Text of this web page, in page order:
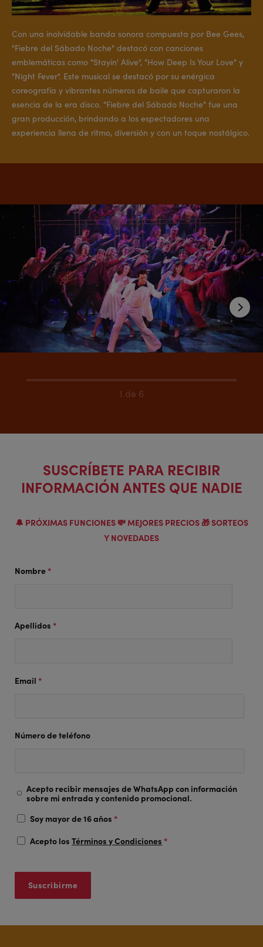
Con una inolvidable banda sonora compuesta por Bee Gees,
"Fiebre del Sábado Noche" destacó con canciones
emblemáticas como "Stayin' Alive", "How Deep Is Your Love" y
"Night Fever". Este musical se destacó por su enérgica
coreografía y vibrantes números de baile que capturaron la
esencia de la era disco. "Fiebre del Sábado Noche" fue una
gran producción, brindando a los espectadores una
experiencia llena de ritmo, diversión y con un toque nostálgico.
1 de 6
SUSCRÍBETE PARA RECIBIR
INFORMACIÓN ANTES QUE NADIE
🔔 PRÓXIMAS FUNCIONES 💸 MEJORES PRECIOS 🎁 SORTEOS
Y NOVEDADES
Nombre *
Apellidos *
Email *
Número de teléfono
Acepto recibir mensajes de WhatsApp con información
sobre mi entrada y contenido promocional.
Soy mayor de 16 años *
Acepto losTérminos y Condiciones *